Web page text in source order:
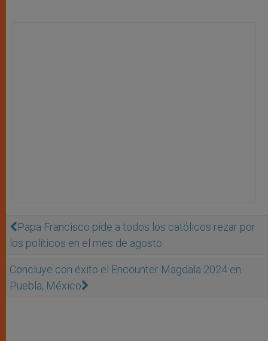
Papa Francisco pide a todos los católicos rezar por
los políticos en el mes de agosto
Concluye con éxito el Encounter Magdala 2024 en
Puebla, México